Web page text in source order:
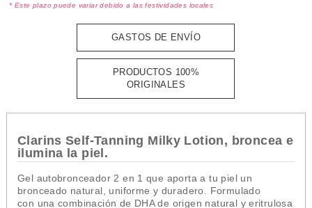
* Este plazo puede variar debido a las festividades locales
GASTOS DE ENVÍO
PRODUCTOS 100%
ORIGINALES
Clarins Self-Tanning Milky Lotion, broncea e
ilumina la piel.
Gel autobronceador 2 en 1 que aporta a tu piel un
bronceado natural, uniforme y duradero. Formulado
con una combinación de DHA de origen natural y eritrulosa